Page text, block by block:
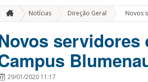
Notícias Direção Geral » Novos
servidores
29/01/2020 11:17